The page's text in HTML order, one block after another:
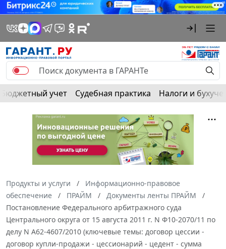
Бюджетный учет Судебная практика Налоги и
Продукты и услуги
Информационно-правовое
обеспечение
ПРАЙМ
Документы ленты ПРАЙМ
Постановление Федерального арбитражного суда
Центрального округа от 15 августа 2011 г. N Ф10-2070/11 по
делу N А62-4607/2010 (ключевые темы: договор цессии -
договор купли-продажи - цессионарий - цедент - сумма